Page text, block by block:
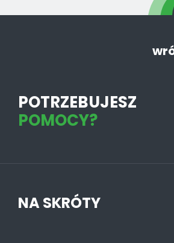
POTRZEBUJESZ
POMOCY?
NA SKRÓTY